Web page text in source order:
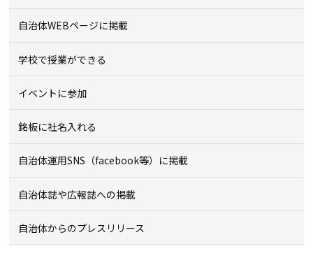
自治体WEBページに掲載
学校で授業ができる
イベントに参加
銘板に社名入れる
自治体運用SNS（facebook等）に掲載
自治体誌や広報誌への掲載
自治体からのプレスリリース